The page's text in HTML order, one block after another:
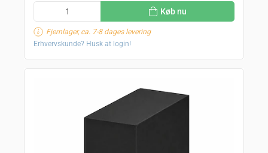
Køb nu
Fjernlager, ca. 7-8 dages levering
Erhvervskunde? Husk at login!